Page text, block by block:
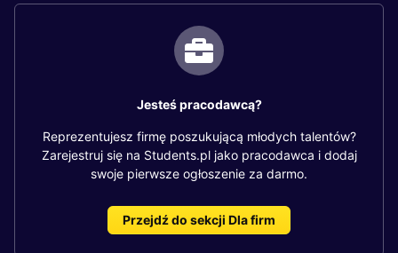
Jesteś pracodawcą?
Reprezentujesz firmę poszukującą młodych talentów?
Zarejestruj się na Students.pl jako pracodawca i dodaj
swoje pierwsze ogłoszenie za darmo.
Przejdź do sekcji Dla firm